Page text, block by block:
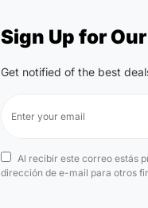
Sign Up for
Get notified of the best
Al recibir este correo estás
dirección de e-mail para otros